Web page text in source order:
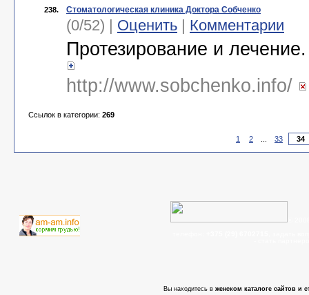
238. Стоматологическая клиника Доктора Собченко
(0/52) | Оценить | Комментарии
Протезирование и
http://www.sobchenko.info/
Ссылок в категории: 269
1 2 33
Вы находитесь в женском каталоге сайтов и